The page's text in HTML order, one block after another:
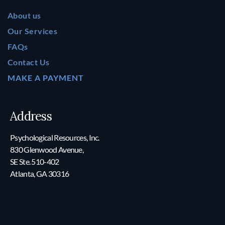
About us
Our Services
FAQs
Contact Us
MAKE A PAYMENT
Address
Psychological Resources, Inc.
830 Glenwood Avenue,
SE Ste. 510-402
Atlanta, GA 30316